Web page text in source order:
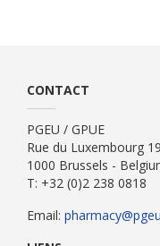
CONTACT
PGEU / GPUE
Rue du Luxembourg 19
1000 Brussels -
T: +32 (0)2 238 0818
Email: